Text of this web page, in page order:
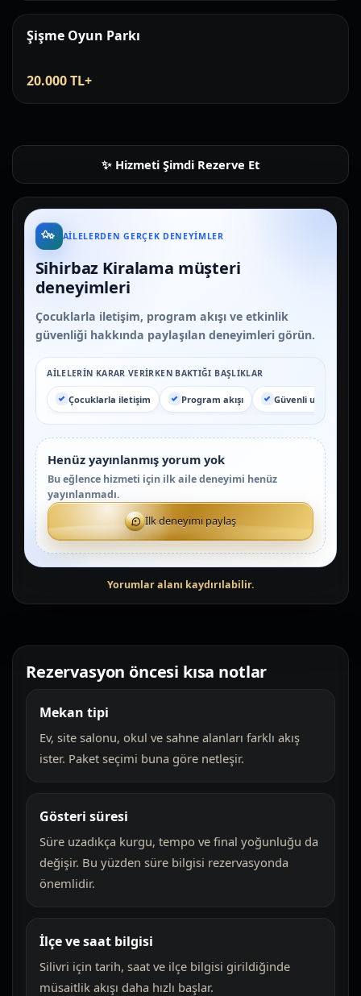
Şişme Oyun Parkı
20.000 TL+
Hizmeti Şimdi Rezerve Et
AILELERDEN GERÇEK DENEYIMLER
Sihirbaz Kiralama müşteri
deneyimleri
Çocuklarla iletişim, program akışı ve etkinlik
güvenliği hakkında paylaşılan deneyimleri görün.
AILELERIN KARAR VERIRKEN BAKTIĞI BAŞLIKLAR
Çocuklarla iletişim Program akışı Güvenli uygulama
Henüz yayınlanmış yorum yok
Bu eğlence hizmeti için ilk aile deneyimi henüz
yayınlanmadı.
İlk deneyimi paylaş
Rezervasyon öncesi kısa notlar
Mekan tipi
Ev, site salonu, okul ve sahne alanları farklı akış
ister. Paket seçimi buna göre netleşir.
Gösteri süresi
Süre uzadıkça kurgu, tempo ve final yoğunluğu da
değişir. Bu yüzden süre bilgisi rezervasyonda
önemlidir.
İlçe ve saat bilgisi
Silivri için tarih, saat ve ilçe bilgisi girildiğinde
müsaitlik akışı daha hızlı başlar.